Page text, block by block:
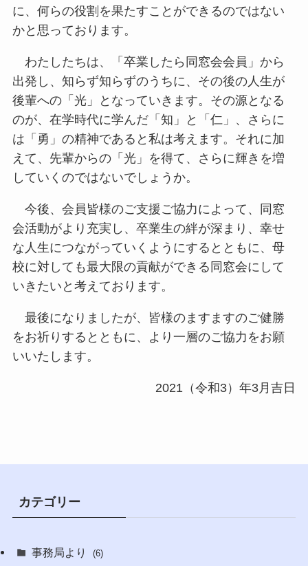
に、何らの役割を果たすことができるのではない
かと思っております。
わたしたちは、「卒業したら同窓会会員」から
出発し、知らず知らずのうちに、その後の人生が
後輩への「光」となっていきます。その源となる
のが、在学時代に学んだ「知」と「仁」、さらに
は「勇」の精神であると私は考えます。それに加
えて、先輩からの「光」を得て、さらに輝きを増
していくのではないでしょうか。
今後、会員皆様のご支援ご協力によって、同窓
会活動がより充実し、卒業生の絆が深まり、幸せ
な人生につながっていくようにするとともに、母
校に対しても最大限の貢献ができる同窓会にして
いきたいと考えております。
最後になりましたが、皆様のますますのご健勝
をお祈りするとともに、より一層のご協力をお願
いいたします。
2021（令和3）年3月吉日
カテゴリー
事務局より (6)